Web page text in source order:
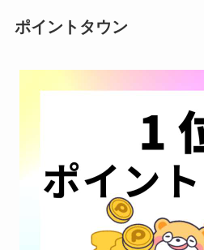
ポイントタウン